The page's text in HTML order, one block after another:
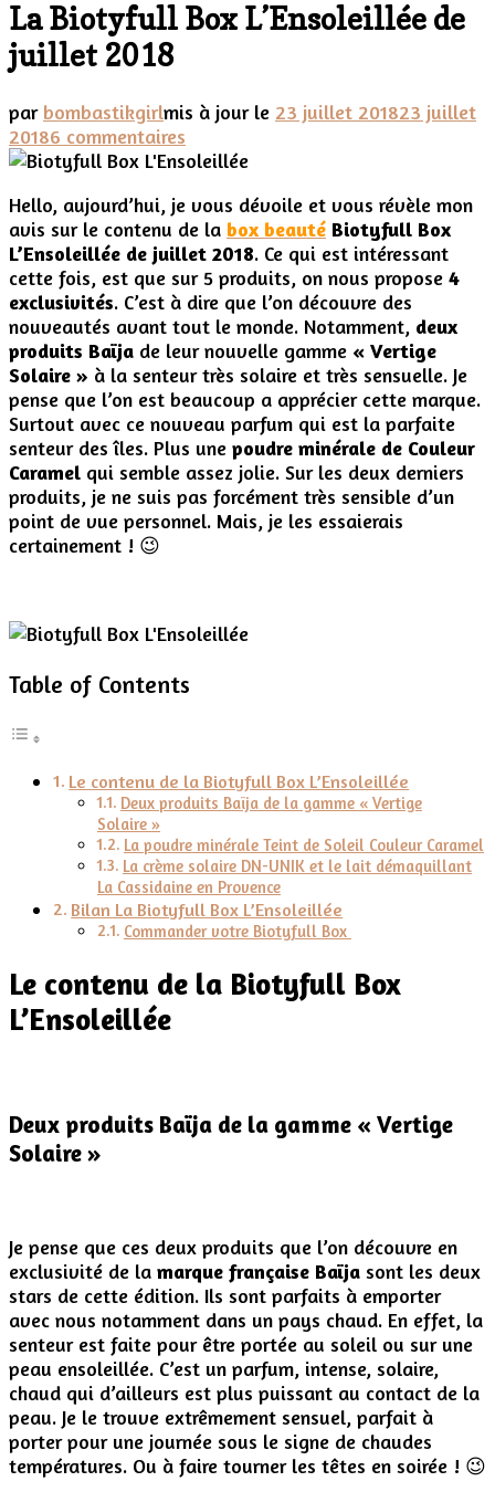
La Biotyfull Box L’Ensoleillée de
juillet 2018
par bombastikgirlmis à jour le 23 juillet 201823 juillet
20186 commentaires
La
Box
L’Ensoleillée
de
juillet
2018
Hello, aujourd’hui, je vous dévoile et vous révèle mon
avis sur le contenu de la box beauté Biotyfull Box
L’Ensoleillée de juillet 2018. Ce qui est intéressant
cette fois, est que sur 5 produits, on nous propose 4
exclusivités. C’est à dire que l’on découvre des
nouveautés avant tout le monde. Notamment, deux
produits Baïja de leur nouvelle gamme « Vertige
Solaire » à la senteur très solaire et très sensuelle. Je
pense que l’on est beaucoup a apprécier cette marque.
Surtout avec ce nouveau parfum qui est la parfaite
senteur des îles. Plus une poudre minérale de Couleur
Caramel qui semble assez jolie. Sur les deux derniers
produits, je ne suis pas forcément très sensible d’un
point de vue personnel. Mais, je les essaierais
certainement ! 😉
Table of Contents
Le contenu de la Biotyfull Box L’Ensoleillée
Deux produits Baïja de la gamme « Vertige
Solaire »
La poudre minérale Teint de Soleil Couleur Caramel
La crème solaire DN-UNIK et le lait démaquillant
La Cassidaine en Provence
Bilan La Biotyfull Box L’Ensoleillée
Commander votre Biotyfull Box
Le contenu de la Biotyfull Box
L’Ensoleillée
Deux produits Baïja de la gamme « Vertige
Solaire »
Je pense que ces deux produits que l’on découvre en
exclusivité de la marque française Baïja sont les deux
stars de cette édition. Ils sont parfaits à emporter
avec nous notamment dans un pays chaud. En effet, la
senteur est faite pour être portée au soleil ou sur une
peau ensoleillée. C’est un parfum, intense, solaire,
chaud qui d’ailleurs est plus puissant au contact de la
peau. Je le trouve extrêmement sensuel, parfait à
porter pour une journée sous le signe de chaudes
températures. Ou à faire tourner les têtes en soirée ! 😉